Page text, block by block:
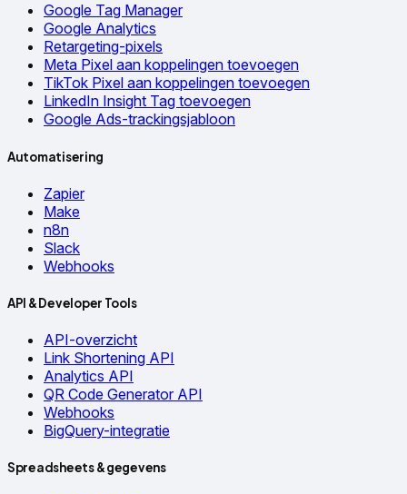
Google Tag Manager
Google Analytics
Retargeting-pixels
Meta Pixel aan koppelingen toevoegen
TikTok Pixel aan koppelingen toevoegen
LinkedIn Insight Tag toevoegen
Google Ads-trackingsjabloon
Automatisering
Zapier
Make
n8n
Slack
Webhooks
API & Developer Tools
API-overzicht
Link Shortening API
Analytics API
QR Code Generator API
Webhooks
BigQuery-integratie
Spreadsheets & gegevens